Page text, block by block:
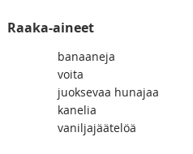
Raaka-aineet
banaaneja
voita
juoksevaa hunajaa
kanelia
vaniljajäätelöä